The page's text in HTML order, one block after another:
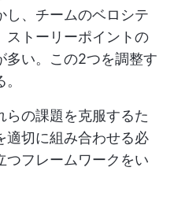
し、チームのベロシテ
ストーリーポイントの
多い。この2つを調整す
らの課題を克服するた
適切に組み合わせる必
つフレームワークをい